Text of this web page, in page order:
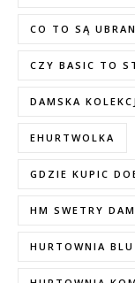
CO TO SĄ
CZY BASIC TO
DAMSKA
EHURTWOLKA
GDZIE KUPIC
HM SWETRY
HURTOWNIA